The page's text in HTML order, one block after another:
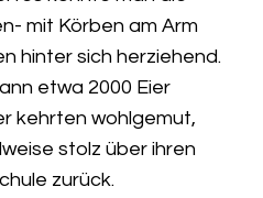
mit Körben am Arm
hinter sich herziehend.
etwa 2000 Eier
kehrten wohlgemut,
stolz über ihren
zurück.